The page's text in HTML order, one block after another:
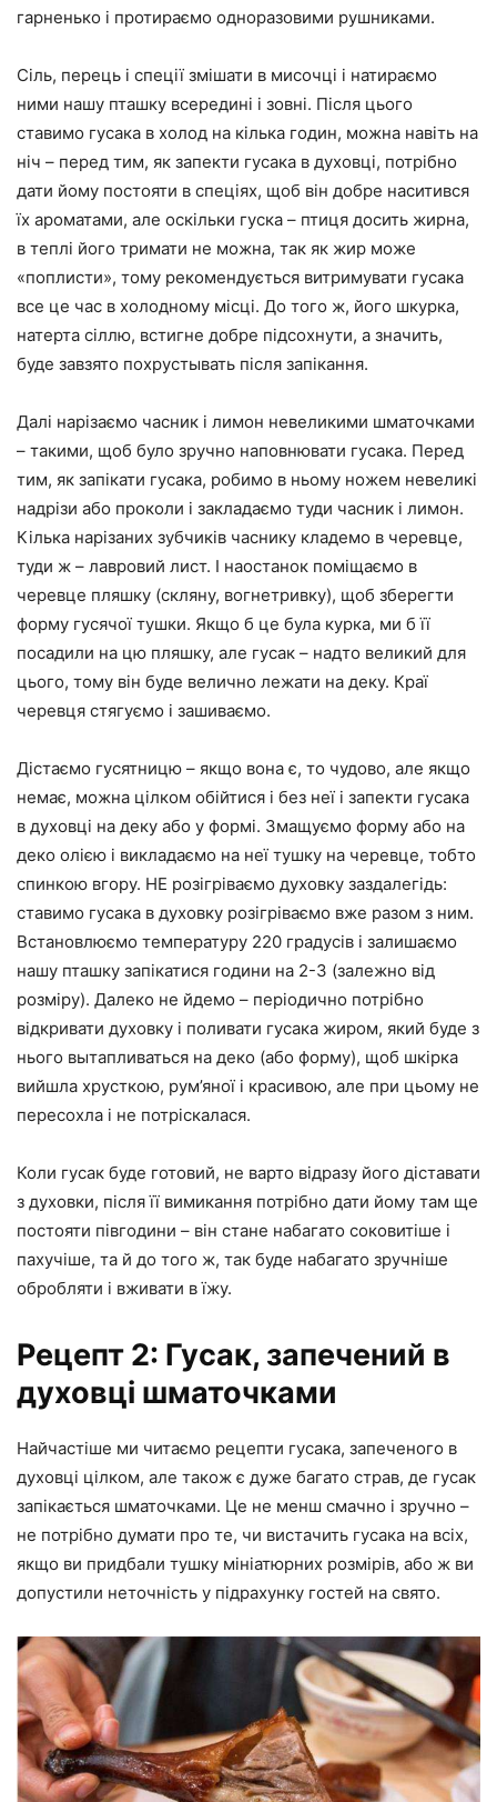
гарненько і протираємо одноразовими рушниками.
Сіль, перець і спеції змішати в мисочці і натираємо
ними нашу пташку всередині і зовні. Після цього
ставимо гусака в холод на кілька годин, можна навіть на
ніч – перед тим, як запекти гусака в духовці, потрібно
дати йому постояти в спеціях, щоб він добре наситився
їх ароматами, але оскільки гуска – птиця досить жирна,
в теплі його тримати не можна, так як жир може
«поплисти», тому рекомендується витримувати гусака
все це час в холодному місці. До того ж, його шкурка,
натерта сіллю, встигне добре підсохнути, а значить,
буде завзято похрустывать після запікання.
Далі нарізаємо часник і лимон невеликими шматочками
– такими, щоб було зручно наповнювати гусака. Перед
тим, як запікати гусака, робимо в ньому ножем невеликі
надрізи або проколи і закладаємо туди часник і лимон.
Кілька нарізаних зубчиків часнику кладемо в черевце,
туди ж – лавровий лист. І наостанок поміщаємо в
черевце пляшку (скляну, вогнетривку), щоб зберегти
форму гусячої тушки. Якщо б це була курка, ми б її
посадили на цю пляшку, але гусак – надто великий для
цього, тому він буде велично лежати на деку. Краї
черевця стягуємо і зашиваємо.
Дістаємо гусятницю – якщо вона є, то чудово, але якщо
немає, можна цілком обійтися і без неї і запекти гусака
в духовці на деку або у формі. Змащуємо форму або на
деко олією і викладаємо на неї тушку на черевце, тобто
спинкою вгору. НЕ розігріваємо духовку заздалегідь:
ставимо гусака в духовку розігріваємо вже разом з ним.
Встановлюємо температуру 220 градусів і залишаємо
нашу пташку запікатися години на 2-3 (залежно від
розміру). Далеко не йдемо – періодично потрібно
відкривати духовку і поливати гусака жиром, який буде з
нього вытапливаться на деко (або форму), щоб шкірка
вийшла хрусткою, рум’яної і красивою, але при цьому не
пересохла і не потріскалася.
Коли гусак буде готовий, не варто відразу його діставати
з духовки, після її вимикання потрібно дати йому там ще
постояти півгодини – він стане набагато соковитіше і
пахучіше, та й до того ж, так буде набагато зручніше
обробляти і вживати в їжу.
Рецепт 2: Гусак, запечений в
духовці шматочками
Найчастіше ми читаємо рецепти гусака, запеченого в
духовці цілком, але також є дуже багато страв, де гусак
запікається шматочками. Це не менш смачно і зручно –
не потрібно думати про те, чи вистачить гусака на всіх,
якщо ви придбали тушку мініатюрних розмірів, або ж ви
допустили неточність у підрахунку гостей на свято.